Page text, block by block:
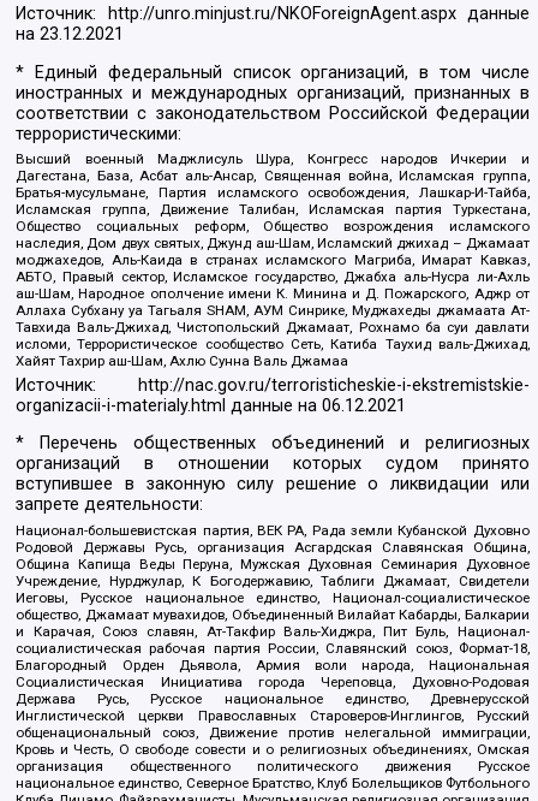
Источник: http://unro.minjust.ru/NKOForeignAgent.aspxданные
на23.12.2021
* Единый федеральный список организаций, в том числе
иностранных и международных организаций, признанных в
соответствии с законодательством Российской Федерации
террористическими:
Высший военный Маджлисуль Шура, Конгресс народов Ичкерии и
Дагестана, База, Асбат аль-Ансар, Священная война, Исламская группа,
Братья-мусульмане, Партия исламского освобождения, Лашкар-И-Тайба,
Исламская группа, Движение Талибан, Исламская партия Туркестана,
Общество социальных реформ, Общество возрождения исламского
наследия, Дом двух святых, Джунд аш-Шам, Исламский джихад – Джамаат
моджахедов, Аль-Каида в странах исламского Магриба, Имарат Кавказ,
АБТО, Правый сектор, Исламское государство, Джабха аль-Нусра ли-Ахль
аш-Шам, Народное ополчение имени К. Минина и Д. Пожарского, Аджр от
Аллаха Субхану уа Тагьаля SHAM, АУМ Синрике, Муджахеды джамаата Ат-
Тавхида Валь-Джихад, Чистопольский Джамаат, Рохнамо ба суи давлати
исломи, Террористическое сообщество Сеть, Катиба Таухид валь-Джихад,
Хайят Тахрир аш-Шам, Ахлю Сунна Валь Джамаа
Источник:
http://nac.gov.ru/terroristicheskie-i-ekstremistskie-
organizacii-i-materialy.html данные на06.12.2021
* Перечень общественных объединений и религиозных
организаций в отношении которых судом принято
вступившее в законную силу решение о ликвидации или
запрете деятельности:
Национал-большевистская партия, ВЕК РА, Рада земли Кубанской Духовно
Родовой Державы Русь, организация Асгардская Славянская Община,
Община Капища Веды Перуна, Мужская Духовная Семинария Духовное
Учреждение, Нурджулар, К Богодержавию, Таблиги Джамаат, Свидетели
Иеговы, Русское национальное единство, Национал-социалистическое
общество, Джамаат мувахидов, Объединенный Вилайат Кабарды, Балкарии
и Карачая, Союз славян, Ат-Такфир Валь-Хиджра, Пит Буль, Национал-
социалистическая рабочая партия России, Славянский союз, Формат-18,
Благородный Орден Дьявола, Армия воли народа, Национальная
Социалистическая Инициатива города Череповца, Духовно-Родовая
Держава Русь, Русское национальное единство, Древнерусской
Инглистической церкви Православных Староверов-Инглингов, Русский
общенациональный союз, Движение против нелегальной иммиграции,
Кровь и Честь, О свободе совести и о религиозных объединениях, Омская
организация общественного политического движения Русское
национальное единство, Северное Братство, Клуб Болельщиков Футбольного